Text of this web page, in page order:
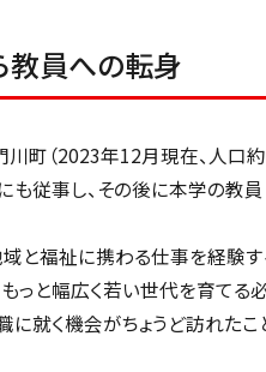
員への転身
町（2023年12月現在、人口
従事し、その後に本学の教員
と福祉に携わる仕事を経験
っと幅広く若い世代を育て
に就く機会がちょうど訪れた